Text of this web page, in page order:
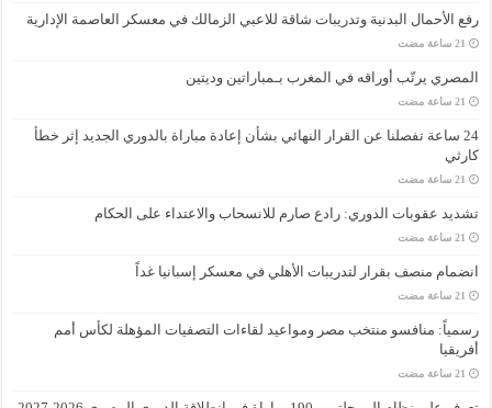
رفع الأحمال البدنية وتدريبات شاقة للاعبي الزمالك في معسكر العاصمة الإدارية
المصري يرتّب أوراقه في المغرب بـمباراتين وديتين
24 ساعة تفصلنا عن القرار النهائي بشأن إعادة مباراة بالدوري الجديد إثر خطأ
كارثي
تشديد عقوبات الدوري: رادع صارم للانسحاب والاعتداء على الحكام
انضمام منصف بقرار لتدريبات الأهلي في معسكر إسبانيا غداً
رسمياً: منافسو منتخب مصر ومواعيد لقاءات التصفيات المؤهلة لكأس أمم
أفريقيا